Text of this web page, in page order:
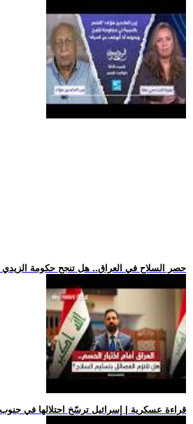
.. حصر السلاح في العراق.. هل تنجح حكومة
.. قراءة عسكرية | إسرائيل ترسّخ احتلالها في جنوب